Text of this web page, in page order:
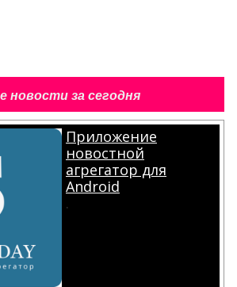
новости за сегодня
Приложение
новостной
агрегатор для
Android
.